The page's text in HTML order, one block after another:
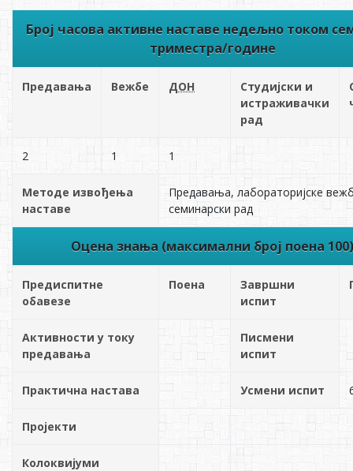
Број часова активне наставе недељно током
триместра/године
Предавања Вежбе ДОН
Студијски и
истраживачки
рад
2 1 1
Методе извођења
наставе
Предавања, лабораторијске
семинарски рад
Оцена знања (максимални број поена 100)
Предиспитне
обавезе
Поена
Завршни
испит
Активности у току
предавања
Писмени
испит
Практична настава Усмени испит
Пројекти
Колоквијуми